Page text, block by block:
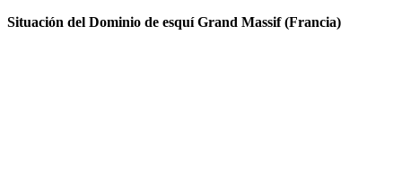
Situación del Dominio de esquí Grand Massif (Francia)